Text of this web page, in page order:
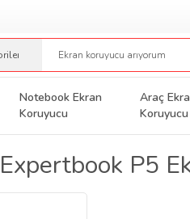
Notebook Ekran
Koruyucu
Araç
Koruyucu
P5